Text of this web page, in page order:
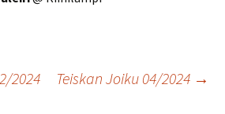
2024 Teiskan Joiku 04/2024 →